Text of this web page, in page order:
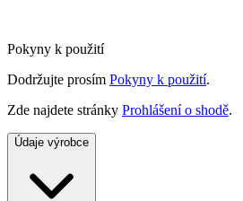
Pokyny k použití
Dodržujte prosím Pokyny k použití.
Zde najdete stránky Prohlášení o shodě.
Údaje výrobce